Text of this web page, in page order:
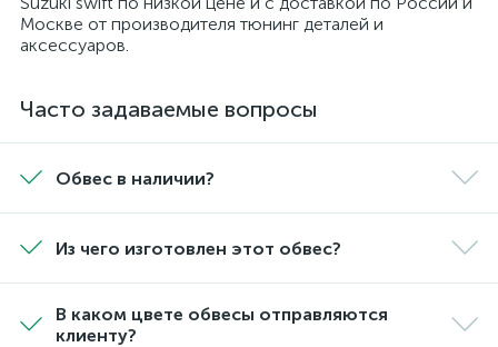
Москве от производителя тюнинг деталей и
аксессуаров.
Часто задаваемые вопросы
Обвес в наличии?
Из чего изготовлен этот обвес?
В каком цвете обвесы отправляются
клиенту?